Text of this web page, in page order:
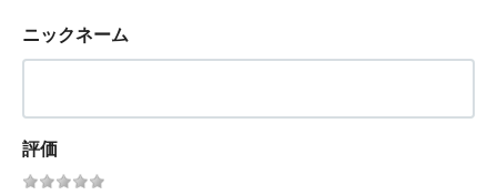
ニックネーム
評価